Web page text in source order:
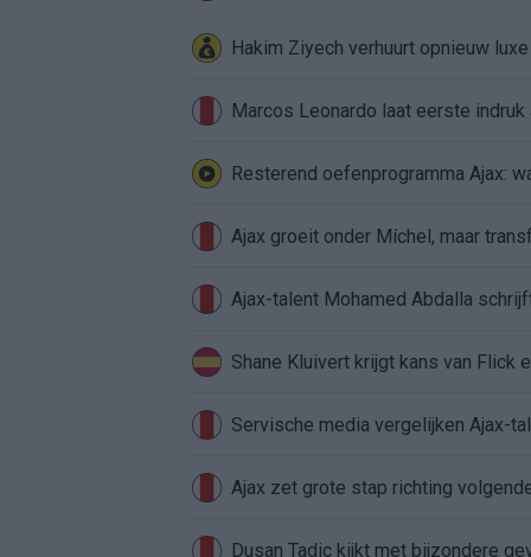
Hakim Ziyech verhuurt opnieuw
Marcos Leonardo laat eerste
Resterend oefenprogramma Ajax:
Ajax groeit onder Míchel, maar
Ajax-talent Mohamed Abdalla
Shane Kluivert krijgt kans van Flick
Servische media vergelijken Ajax-
Ajax zet grote stap richting
Dusan Tadic kijkt met bijzondere